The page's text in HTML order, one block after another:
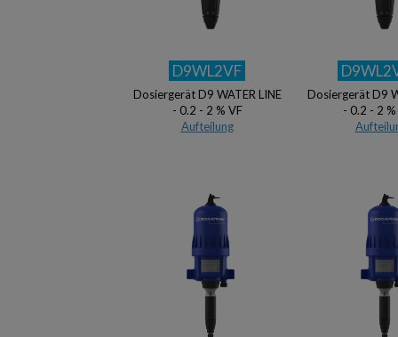
D9WL2VF
Dosiergerät D9 WATER LINE
- 0.2 - 2 % VF
Aufteilung
Dosiergerät D9
- 0.2 - 2 %